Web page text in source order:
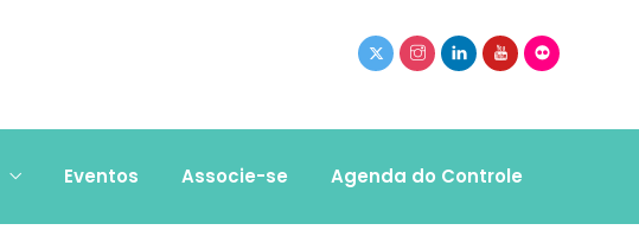
Eventos Associe-se Agenda do Controle